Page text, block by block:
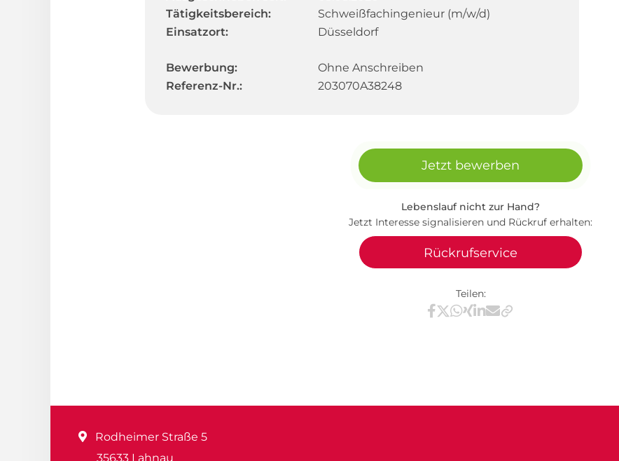
Tätigkeitsbereich:
Schweißfachingenieur (m/w/d)
Einsatzort:
Düsseldorf
Bewerbung:
Ohne Anschreiben
Referenz-Nr.:
203070A38248
Jetzt bewerben
Lebenslauf nicht zur Hand?
Jetzt Interesse signalisieren und Rückruf erhalten:
Rückrufservice
Teilen:
Teilen via Facebook
Teilen via X / Twitter
Teilen via WhatsApp
Teilen via Xing
Teilen via LinkedIn
Teilen via E-Mail
Rodheimer Straße 5
35633 Lahnau